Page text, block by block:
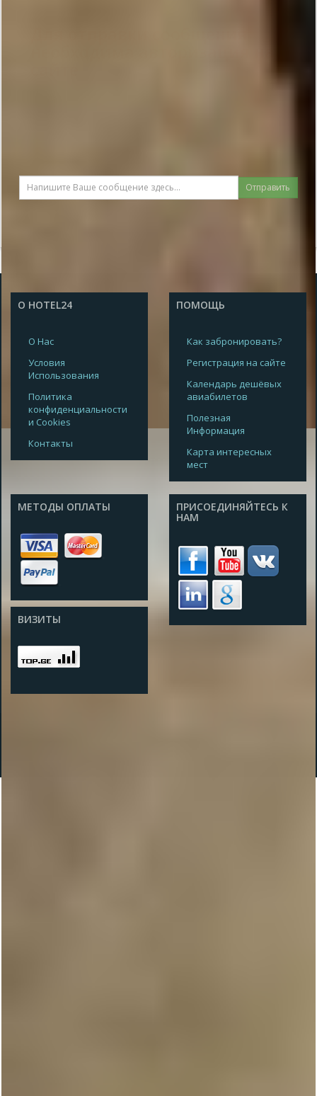
Отправить
О HOTEL24
О Нас
Условия
Использования
Политика
конфиденциальности
и Cookies
Контакты
ПОМОЩЬ
Как забронировать?
Регистрация на сайте
Календарь дешёвых
авиабилетов
Полезная
Информация
Карта интересных
мест
МЕТОДЫ ОПЛАТЫ
ВИЗИТЫ
ПРИСОЕДИНЯЙТЕСЬ К
НАМ